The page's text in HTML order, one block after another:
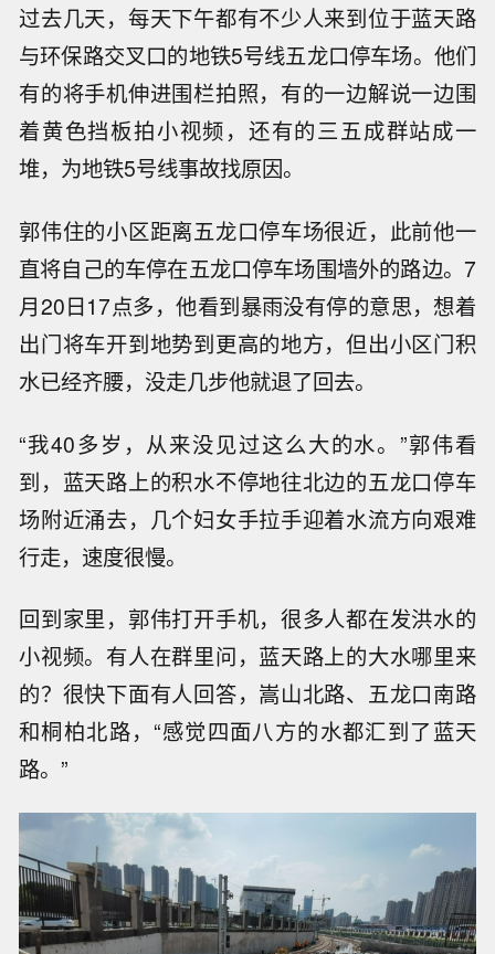
过去几天，每天下午都有不少人来到位于蓝天路
与环保路交叉口的地铁5号线五龙口停车场。他们
有的将手机伸进围栏拍照，有的一边解说一边围
着黄色挡板拍小视频，还有的三五成群站成一
堆，为地铁5号线事故找原因。
郭伟住的小区距离五龙口停车场很近，此前他一
直将自己的车停在五龙口停车场围墙外的路边。7
月20日17点多，他看到暴雨没有停的意思，想着
出门将车开到地势到更高的地方，但出小区门积
水已经齐腰，没走几步他就退了回去。
“我40多岁，从来没见过这么大的水。”郭伟看
到，蓝天路上的积水不停地往北边的五龙口停车
场附近涌去，几个妇女手拉手迎着水流方向艰难
行走，速度很慢。
回到家里，郭伟打开手机，很多人都在发洪水的
小视频。有人在群里问，蓝天路上的大水哪里来
的？很快下面有人回答，嵩山北路、五龙口南路
和桐柏北路，“感觉四面八方的水都汇到了蓝天
路。”